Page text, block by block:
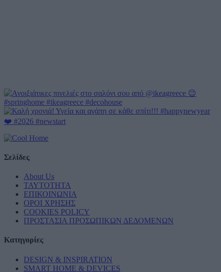
Σελίδες
About Us
ΤΑΥΤΟΤΗΤΑ
ΕΠΙΚΟΙΝΩΝΙΑ
ΟΡΟΙ ΧΡΗΣΗΣ
COOKIES POLICY
ΠΡΟΣΤΑΣΙΑ ΠΡΟΣΩΠΙΚΩΝ ΔΕΔΟΜΕΝΩΝ
Κατηγορίες
DESIGN & INSPIRATION
SMART HOME & DEVICES